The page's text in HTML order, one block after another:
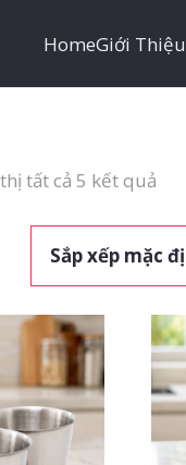
HomeGiới Thiệu
tất cả 5 kết quả